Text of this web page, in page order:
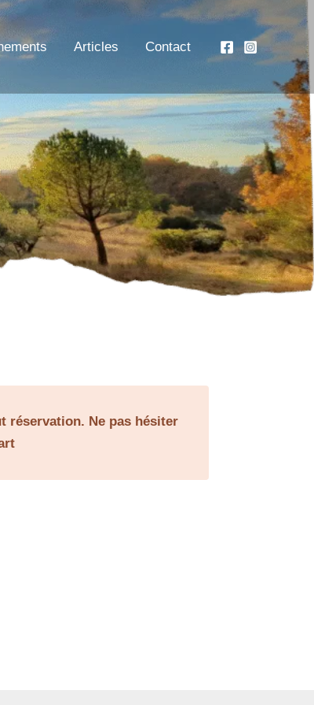
Articles Contact
réservation. Ne pas hésiter